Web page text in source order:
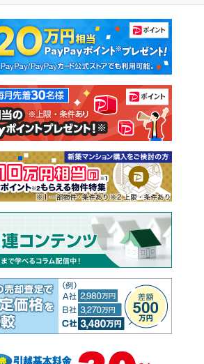
中古マンション
中古一戸建て
土地
教えて！住まいの先生